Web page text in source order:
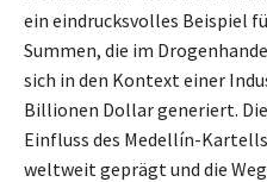
ein eindrucksvolles Beispiel
Summen, die im
sich in den Kontext einer
Billionen Dollar generiert.
Einfluss des Medellín-
weltweit geprägt und die